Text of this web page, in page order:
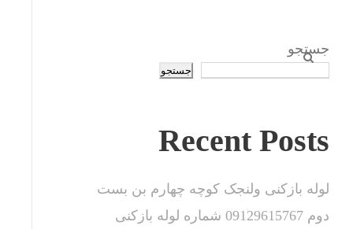
جستجو
جستجو
Recent Posts
لوله بازکنی ولنجک کوچه چهارم بن بست
دوم 09129615767 شماره لوله بازکنی